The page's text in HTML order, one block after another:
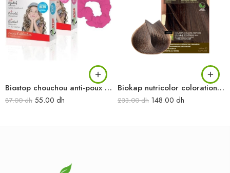
Biostop chouchou anti-poux 2 mois d’utilisation
87.00dh 55.00 dh
Biokap nutricolor colorations naturelles 5.0 châtain clair naturel
233.00dh 148.00 dh